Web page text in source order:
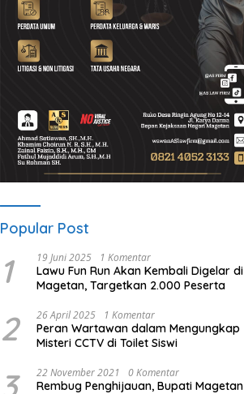
Popular Post
1 19 Juni 2025 1 Komentar
Lawu Fun Run Akan Kembali Digelar di
Magetan, Targetkan 2.000 Peserta
2 26 April 2025 1 Komentar
Peran Wartawan dalam Mengungkap
Misteri CCTV di Toilet Siswi
3 22 November 2021 0 Komentar
Rembug Penghijauan, Bupati Magetan